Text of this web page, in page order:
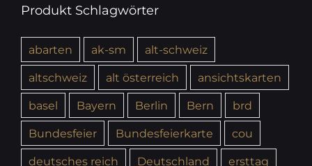
Produkt Schlagwörter
abarten ak-sm
alt-schweiz
altschweiz
alt österreich
ansichtskarten
basel
Bayern Berlin Bern
brd
Bundesfeier
Bundesfeierkarte
cou
deutsches reich
Deutschland ersttag